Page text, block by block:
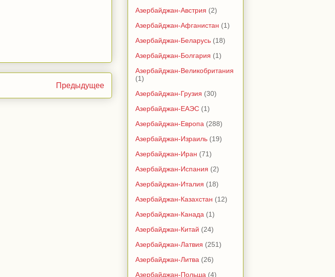
Предыдущее
Азербайджан-Австрия (2)
Азербайджан-Афганистан (1)
Азербайджан-Беларусь (18)
Азербайджан-Болгария (1)
Азербайджан-Великобритания
(1)
Азербайджан-Грузия (30)
Азербайджан-ЕАЭС (1)
Азербайджан-Европа (288)
Азербайджан-Израиль (19)
Азербайджан-Иран (71)
Азербайджан-Испания (2)
Азербайджан-Италия (18)
Азербайджан-Казахстан (12)
Азербайджан-Канада (1)
Азербайджан-Китай (24)
Азербайджан-Латвия (251)
Азербайджан-Литва (26)
Азербайджан-Польша (4)